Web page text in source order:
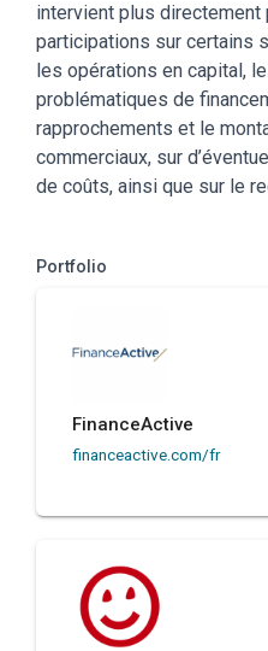
intervient plus directement
participations sur certains
les opérations en capital,
problématiques de
rapprochements et le
commerciaux, sur
de coûts, ainsi que sur le
Portfolio
FinanceActive
financeactive.com/fr